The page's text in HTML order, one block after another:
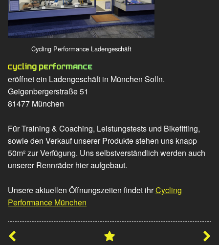
Cycling Performance Ladengeschäft
Cycling Performance
eröffnet ein Ladengeschäft in München Solln.
Geigenbergerstraße 51
81477 München
Für Training & Coaching, Leistungstests und Bikefitting,
sowie den Verkauf unserer Produkte stehen uns knapp
50m² zur Verfügung. Uns selbstverständlich werden auch
unserer Rennräder hier aufgebaut.
Unsere aktuellen Öffnungszeiten findet ihrCycling
Performance München